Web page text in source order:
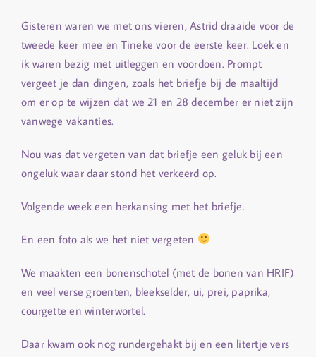
Gisteren waren we met ons vieren, Astrid draaide voor de
tweede keer mee en Tineke voor de eerste keer. Loek en
ik waren bezig met uitleggen en voordoen. Prompt
vergeet je dan dingen, zoals het briefje bij de maaltijd
om er op te wijzen dat we 21 en 28 december er niet zijn
vanwege vakanties.
Nou was dat vergeten van dat briefje een geluk bij een
ongeluk waar daar stond het verkeerd op.
Volgende week een herkansing met het briefje.
En een foto als we het niet vergeten
We maakten een bonenschotel (met de bonen van HRIF)
en veel verse groenten, bleekselder, ui, prei, paprika,
courgette en winterwortel.
Daar kwam ook nog rundergehakt bij en een litertje vers